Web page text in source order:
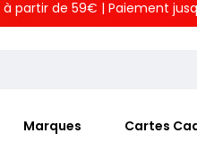
à partir de 59€ | Paiement
Marques Cartes